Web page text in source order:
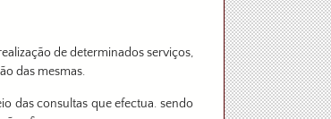
de determinados serviços,
das mesmas.
das consultas que efectua. sendo